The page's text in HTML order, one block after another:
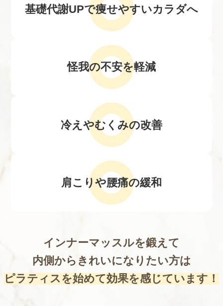
基礎代謝UPで痩せやすいカラダへ
怪我の不安を軽減
冷えやむくみの改善
肩こりや腰痛の緩和
インナーマッスルを鍛えて
内側からきれいになりたい方は
ピラティスを始めて効果を感じています！